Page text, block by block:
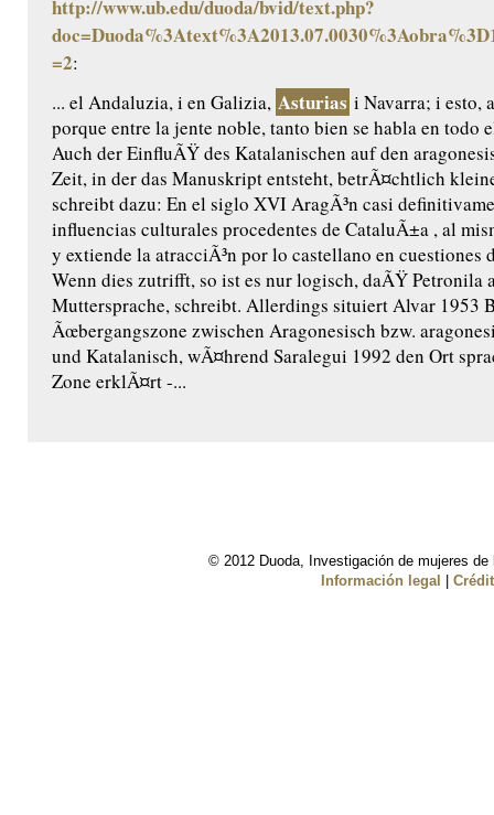
http://www.ub.edu/duoda/bvid/text.php?
=2:
... el Andaluzia, i en Galizia, Asturias i Navarra; i esto,
porque entre la jente noble, tanto bien se habla en todo
Auch der EinfluÃŸ des Katalanischen auf den
Zeit, in der das Manuskript entsteht, betrÃ¤chtlich
schreibt dazu: En el siglo XVI AragÃ³n casi
influencias culturales procedentes de CataluÃ±a , al
y extiende la atracciÃ³n por lo castellano en cuestiones
Wenn dies zutrifft, so ist es nur logisch, daÃŸ Petronila
Muttersprache, schreibt. Allerdings situiert Alvar 1953
Ãœbergangszone zwischen Aragonesisch bzw.
und Katalanisch, wÃ¤hrend Saralegui 1992 den Ort
Zone erklÃ¤rt -...
© 2012 Duoda, Investigación de mujeres
Información legal